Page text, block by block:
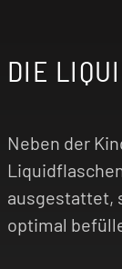
DIE
Neben der
ausgestattet,
optimal